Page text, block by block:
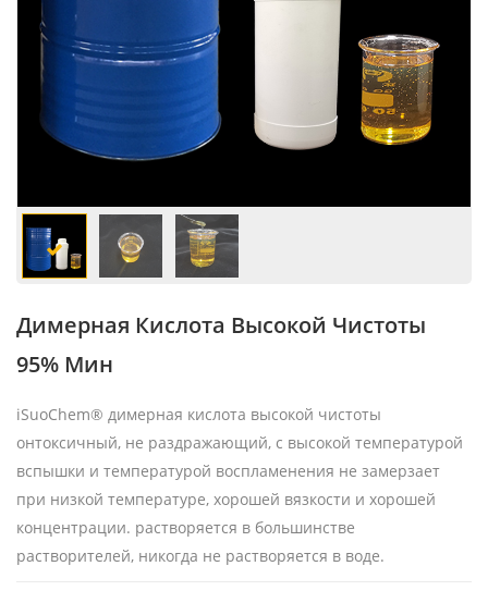
Димерная Кислота Высокой Чистоты
95% Мин
iSuoChem® димерная кислота высокой чистоты
онтоксичный, не раздражающий, с высокой температурой
вспышки и температурой воспламенения не замерзает
при низкой температуре, хорошей вязкости и хорошей
концентрации. растворяется в большинстве
растворителей, никогда не растворяется в воде.